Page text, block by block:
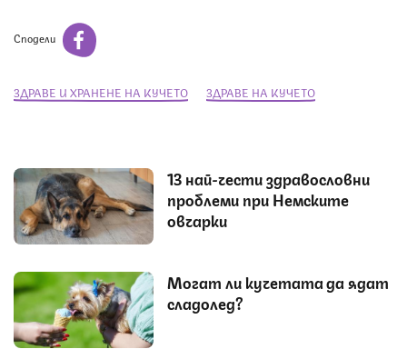
Сподели
ЗДРАВЕ И ХРАНЕНЕ НА КУЧЕТО ЗДРАВЕ НА КУЧЕТО
13 най-чести здравословни
проблеми при Немските
овчарки
Могат ли кучетата да ядат
сладолед?